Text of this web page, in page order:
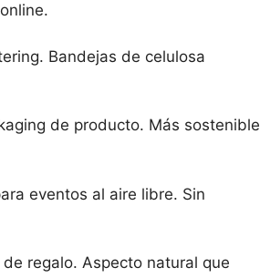
Bandejas de celulosa
de producto. Más sostenible
eventos al aire libre. Sin
regalo. Aspecto natural que